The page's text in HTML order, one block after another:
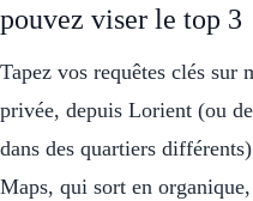
pouvez viser le top 3
Tapez vos requêtes clés sur
privée, depuis Lorient (ou
dans des quartiers
Maps, qui sort en